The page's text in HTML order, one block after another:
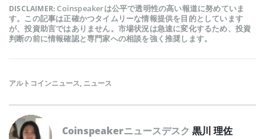
DISCLAIMER:Coinspeakerは公平で透明性の高い報道に努めていま
す。この記事は正確かつタイムリーな情報提供を目的としています
が、投資助言ではありません。市場状況は急速に変化するため、投資
判断の前に情報確認と専門家への相談を強く推奨します。
アルトコインニュース, ニュース
Coinspeakerニュースデスク 黒川 理佐